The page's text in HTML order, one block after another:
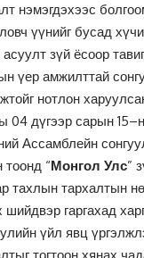
нэмэгдэхээс
үүнийг бусад
асуулт зүй ёсоор
үер амжилттай
нотлон
04 дүгээр сарын
Ассамблейн
“Монгол Улс”
тахлын тархалтын
шийдвэр гаргахад
үйл явц